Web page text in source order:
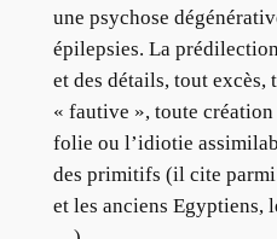
une psychose
épilepsies. La
et des détails, tout
« fautive », toute
folie ou l’idiotie
des primitifs (il cite
et les anciens Egyptiens,